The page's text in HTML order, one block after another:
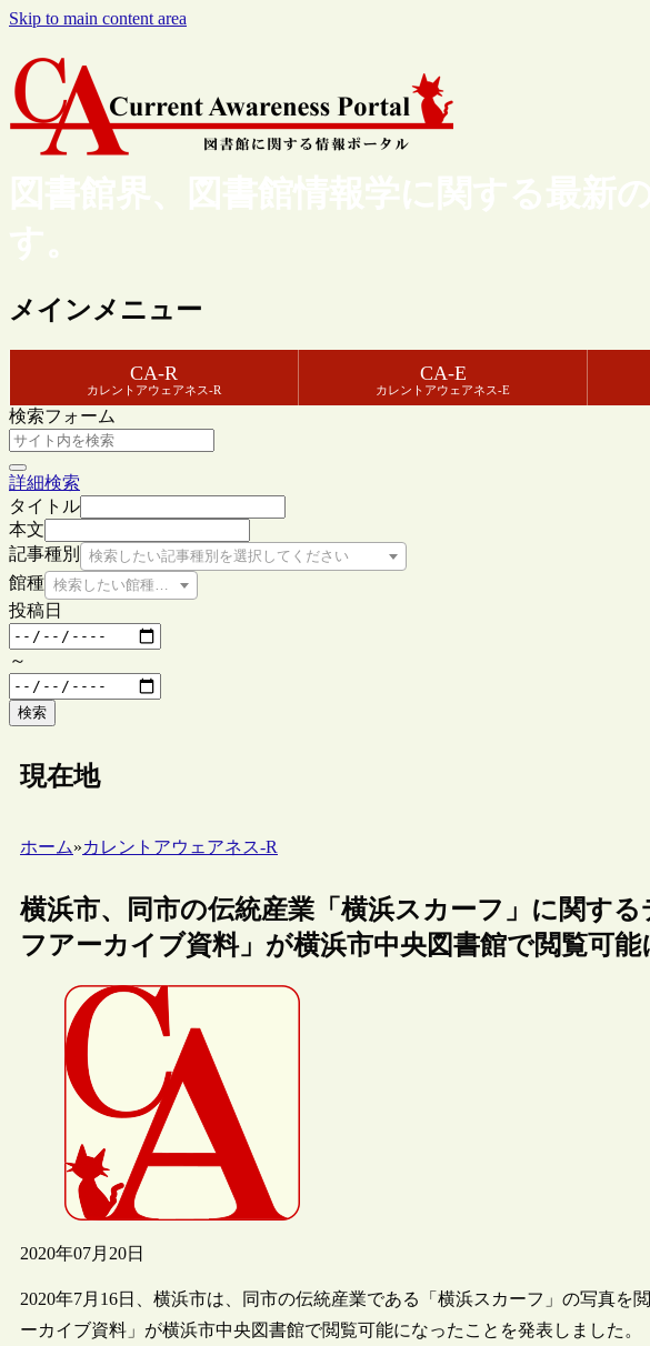
Skip to main content area
図書館界、図書館情報学に関する最新
す。
メインメニュー
CA-R
カレントアウェアネス-R
CA-E
カレントアウェアネス-E
検索フォーム
詳細検索
タイトル
本文
記事種別
検索したい記事種別を選択してください
館種 検索したい館種を選択してください
投稿日
～
検索
現在地
ホーム»カレントアウェアネス-R
横浜市、同市の伝統産業「横浜スカーフ」に関す
フアーカイブ資料」が横浜市中央図書館で閲覧可
2020年07月20日
2020年7月16日、横浜市は、同市の伝統産業である「横浜スカーフ」の写真を
ーカイブ資料」が横浜市中央図書館で閲覧可能になったことを発表しました。